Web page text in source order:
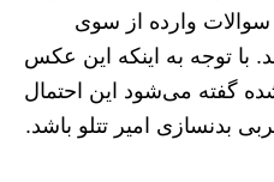
سوالات وارده از سوی
با توجه به اینکه این عکس
گفته می‌شود این احتمال
بدنسازی امیر تتلو باشد.